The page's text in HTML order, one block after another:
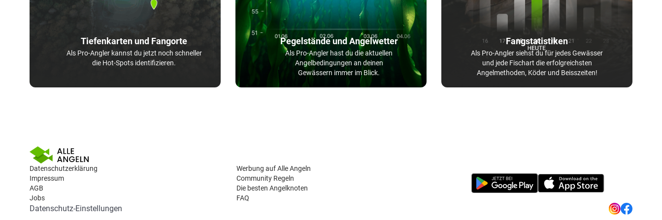
Tiefenkarten und Fangorte
Als Pro-Angler kannst du jetzt noch schneller
die Hot-Spots identifizieren.
Pegelstände und Angelwetter
Als Pro-Angler hast du die aktuellen
Angelbedingungen an deinen
Gewässern immer im Blick.
Fangstatistiken
Als Pro-Angler siehst du für jedes Gewässer
und jede Fischart die erfolgreichsten
Angelmethoden, Köder und Beisszeiten!
Datenschutzerklärung
Impressum
AGB
Jobs
Werbung auf Alle Angeln
Community Regeln
Die besten Angelknoten
FAQ
Datenschutz-Einstellungen